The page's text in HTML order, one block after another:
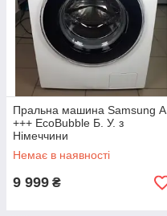
Пральна машина Samsung А
+++ EcoBubble Б. У. з
Німеччини
Немає в наявності
9 999 ₴